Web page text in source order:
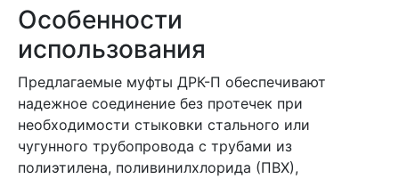
Особенности
использования
Предлагаемые муфты ДРК-П обеспечивают
надежное соединение без протечек при
необходимости стыковки стального или
чугунного трубопровода с трубами из
полиэтилена, поливинилхлорида (ПВХ),